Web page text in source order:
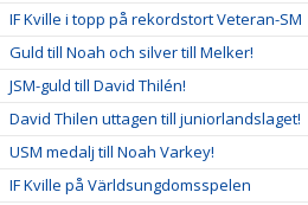
IF Kville i topp på rekordstort Veteran-SM
Guld till Noah och silver till Melker!
JSM-guld till David Thilén!
David Thilen uttagen till juniorlandslaget!
USM medalj till Noah Varkey!
IF Kville på Världsungdomsspelen